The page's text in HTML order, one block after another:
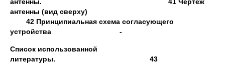
антенны (вид сверху)
42 Принципиальная схема согласующего
устройства -
Список использованной
литературы. 43